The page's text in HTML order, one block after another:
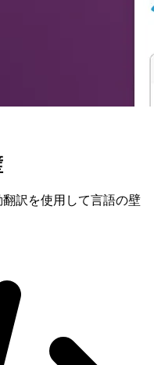
訳を使用して言語の壁